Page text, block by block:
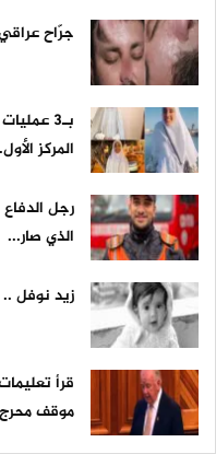
جرّاح
بـ3
المركز
رجل
الذي صار...
زيد نوفل
قرأ
موقف